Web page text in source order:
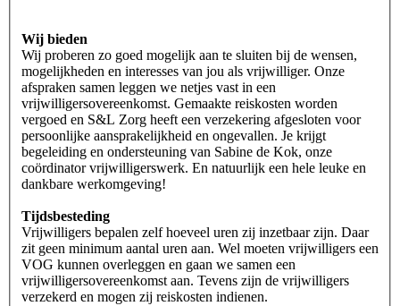
Wij bieden
Wij proberen zo goed mogelijk aan te sluiten bij de wensen,
mogelijkheden en interesses van jou als vrijwilliger. Onze
afspraken samen leggen we netjes vast in een
vrijwilligersovereenkomst. Gemaakte reiskosten worden
vergoed en S&L Zorg heeft een verzekering afgesloten voor
persoonlijke aansprakelijkheid en ongevallen. Je krijgt
begeleiding en ondersteuning van Sabine de Kok, onze
coördinator vrijwilligerswerk. En natuurlijk een hele leuke en
dankbare werkomgeving!
Tijdsbesteding
Vrijwilligers bepalen zelf hoeveel uren zij inzetbaar zijn. Daar
zit geen minimum aantal uren aan. Wel moeten vrijwilligers een
VOG kunnen overleggen en gaan we samen een
vrijwilligersovereenkomst aan. Tevens zijn de vrijwilligers
verzekerd en mogen zij reiskosten indienen.